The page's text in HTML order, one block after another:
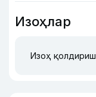
Изоҳлар
Изоҳ қолдириш